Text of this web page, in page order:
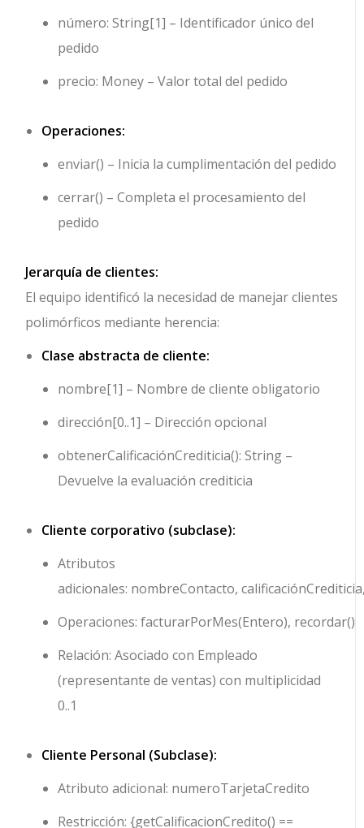
número: String[1] – Identificador único del
pedido
precio: Money – Valor total del pedido
Operaciones:
enviar() – Inicia la cumplimentación del pedido
cerrar() – Completa el procesamiento del
pedido
Jerarquía de clientes:
El equipo identificó la necesidad de manejar clientes
polimórficos mediante herencia:
Clase abstracta de cliente:
nombre[1] – Nombre de cliente obligatorio
dirección[0..1] – Dirección opcional
obtenerCalificaciónCrediticia(): String –
Devuelve la evaluación crediticia
Cliente corporativo (subclase):
Atributos
adicionales: nombreContacto,calificaciónCrediticia
Operaciones:facturarPorMes(Entero), recordar()
Relación: Asociado con Empleado
(representante de ventas) con multiplicidad
0..1
Cliente Personal (Subclase):
Atributo adicional: numeroTarjetaCredito
Restricción:{getCalificacionCredito() ==